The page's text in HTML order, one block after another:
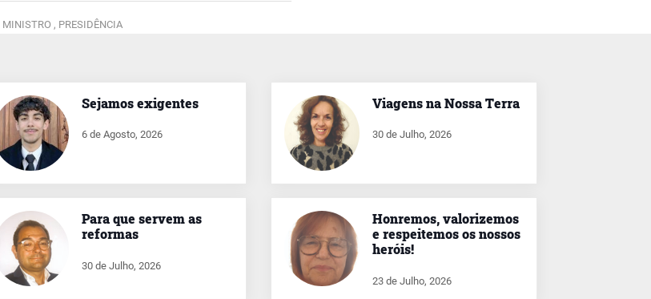
MINISTRO , PRESIDÊNCIA
Sejamos exigentes
6 de Agosto, 2026
Viagens na Nossa Terra
30 de Julho, 2026
Para que servem as
reformas
30 de Julho, 2026
Honremos, valorizemos
e respeitemos os nossos
heróis!
23 de Julho, 2026